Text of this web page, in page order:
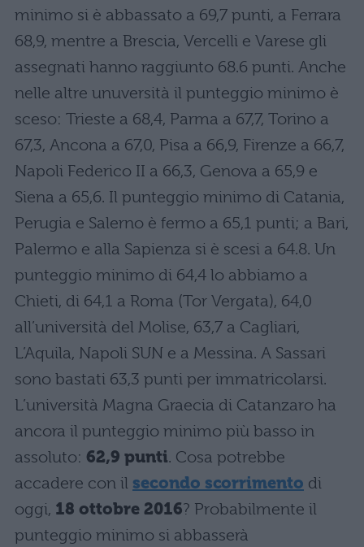
minimo si è abbassato a 69,7 punti, a Ferrara
68,9, mentre a Brescia, Vercelli e Varese gli
assegnati hanno raggiunto 68.6 punti. Anche
nelle altre unuversità il punteggio minimo è
sceso: Trieste a 68,4, Parma a 67,7, Torino a
67,3, Ancona a 67,0, Pisa a 66,9, Firenze a 66,7,
Napoli Federico II a 66,3, Genova a 65,9 e
Siena a 65,6. Il punteggio minimo di Catania,
Perugia e Salerno è fermo a 65,1 punti; a Bari,
Palermo e alla Sapienza si è scesi a 64.8. Un
punteggio minimo di 64,4 lo abbiamo a
Chieti, di 64,1 a Roma (Tor Vergata), 64,0
all’università del Molise, 63,7 a Cagliari,
L’Aquila, Napoli SUN e a Messina. A Sassari
sono bastati 63,3 punti per immatricolarsi.
L’università Magna Graecia di Catanzaro ha
ancora il punteggio minimo più basso in
assoluto: 62,9 punti. Cosa potrebbe
accadere con il secondo scorrimento di
oggi, 18 ottobre 2016? Probabilmente il
punteggio minimo si abbasserà